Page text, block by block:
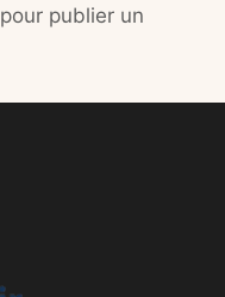
pour publier un